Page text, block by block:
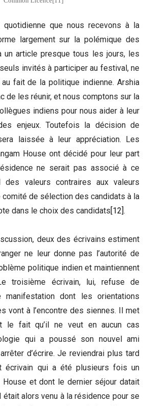
que nous recevons à la
largement sur la polémique des
un article presque tous les jours, les
invités à participer au festival, ne
fait de la politique indienne. Arshia
de les réunir, et nous comptons sur la
indiens pour nous aider à leur
enjeux. Toutefois la décision de
laissée à leur appréciation. Les
House ont décidé pour leur part
ne serait pas associé à ce
valeurs contraires aux valeurs
comité de sélection des candidats à la
dans le choix des candidats [12] .
deux des écrivains estiment
ne leur donne pas l’autorité de
politique indien et maintiennent
troisième écrivain, lui, refuse de
manifestation dont les orientations
vont à l’encontre des siennes. Il met
le fait qu’il ne veut en aucun cas
qui a poussé son nouvel ami
d’écrire. Je reviendrai plus tard
écrivain qui a été plusieurs fois un
House et dont le dernier séjour datait
était alors venu à la résidence pour se